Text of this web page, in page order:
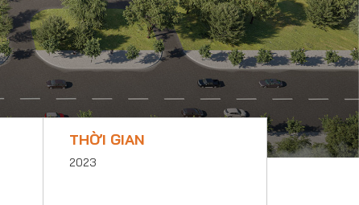
THỜI GIAN
2023